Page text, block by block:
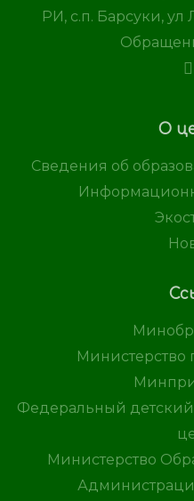
О
Сведения об
Федеральный
Министерство
РИ, с.п. Барсуки,